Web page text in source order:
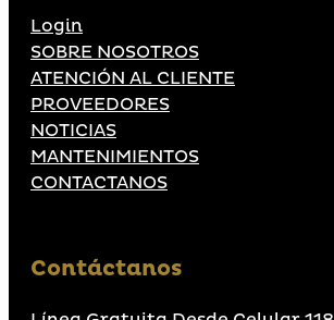
Login
SOBRE NOSOTROS
ATENCIÓN AL CLIENTE
PROVEEDORES
NOTICIAS
MANTENIMIENTOS
CONTACTANOS
Contáctanos